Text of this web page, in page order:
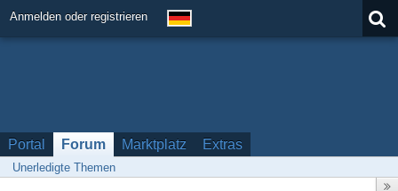
Anmelden oder registrieren
Portal Forum Marktplatz Extras
Unerledigte Themen